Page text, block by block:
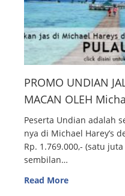
PROMO UNDIAN
MACAN OLEH
Peserta Undian adalah
nya di Michael Harey’s
Rp. 1.769.000,- (satu
sembilan…
Read More